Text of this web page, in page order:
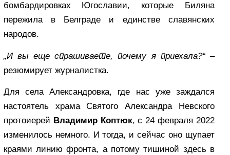
бомбардировках Югославии, которые Биляна
пережила в Белграде и единстве славянских
народов.
„И вы еще спрашиваете, почему я приехала?“–
резюмирует журналистка.
Для села Александровка, где нас уже заждался
настоятель храма Святого Александра Невского
протоиерей Владимир Коптюк, с 24 февраля 2022
изменилось немного. И тогда, и сейчас оно щупает
краями линию фронта, а потому тишиной здесь в